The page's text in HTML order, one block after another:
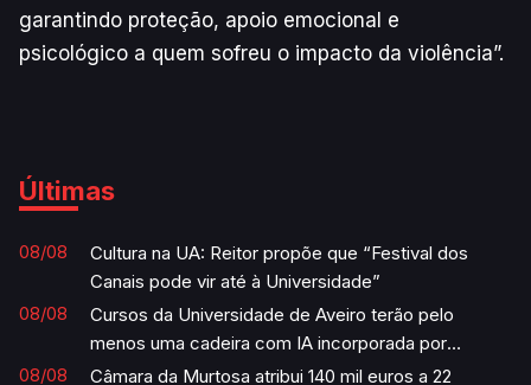
garantindo proteção, apoio emocional e
psicológico a quem sofreu o impacto da violência”.
Últimas
08/08
Cultura na UA: Reitor propõe que “Festival dos
Canais pode vir até à Universidade”
08/08
Cursos da Universidade de Aveiro terão pelo
menos uma cadeira com IA incorporada por
semestre
08/08 Câmara da Murtosa atribui 140 mil euros a 22